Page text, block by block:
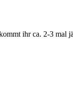
ihr ca. 2-3 mal